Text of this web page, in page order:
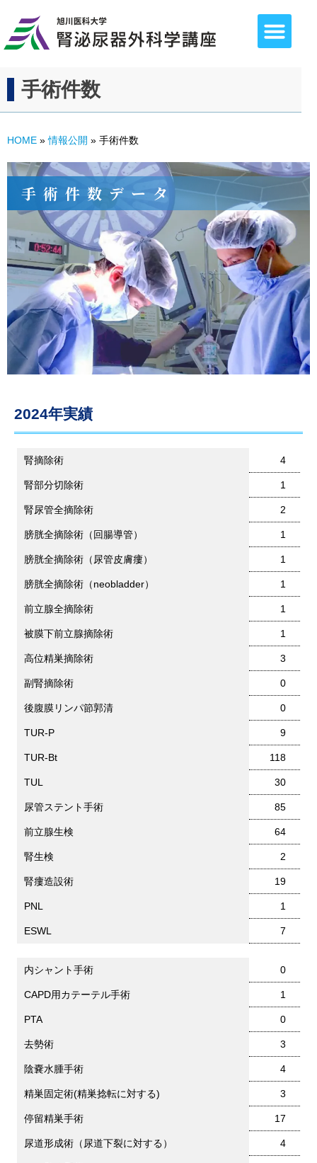
手術件数
HOME »情報公開 » 手術件数
手術件数データ
2024年実績
腎摘除術 4
腎部分切除術 1
腎尿管全摘除術 2
膀胱全摘除術（回腸導管） 1
膀胱全摘除術（尿管皮膚瘻） 1
膀胱全摘除術（neobladder） 1
前立腺全摘除術 1
被膜下前立腺摘除術 1
高位精巣摘除術 3
副腎摘除術 0
後腹膜リンパ節郭清 0
TUR-P 9
TUR-Bt 118
TUL 30
尿管ステント手術 85
前立腺生検 64
腎生検 2
腎瘻造設術 19
PNL 1
ESWL 7
内シャント手術 0
CAPD用カテーテル手術 1
PTA 0
去勢術 3
陰嚢水腫手術 4
精巣固定術(精巣捻転に対する) 3
停留精巣手術 17
尿道形成術（尿道下裂に対する） 4